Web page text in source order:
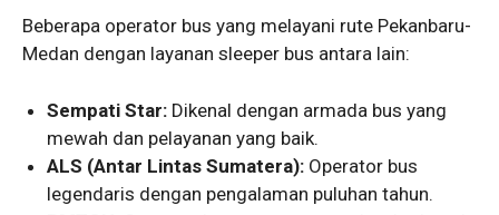
Beberapa operator bus yang melayani rute Pekanbaru-
Medan dengan layanan sleeper bus antara lain:
Sempati Star: Dikenal dengan armada bus yang
mewah dan pelayanan yang baik.
ALS (Antar Lintas Sumatera): Operator bus
legendaris dengan pengalaman puluhan tahun.